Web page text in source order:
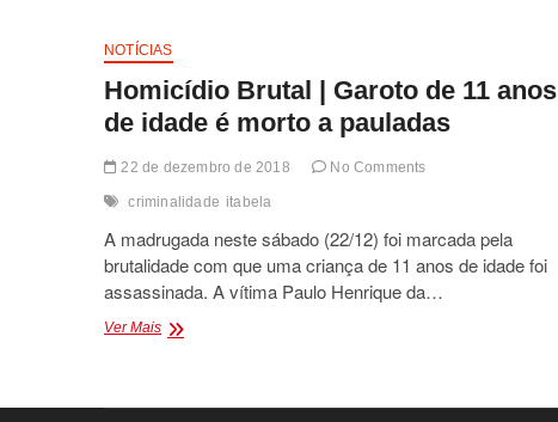
PM
NOTÍCIAS
Homicídio Brutal | Garoto de 11 anos
de idade é morto a pauladas
22 de dezembro de 2018 No Comments
criminalidade itabela
A madrugada neste sábado (22/12) foi marcada pela
brutalidade com que uma criança de 11 anos de idade foi
assassinada. A vítima Paulo Henrique da…
Ver MaisHomicídio
de